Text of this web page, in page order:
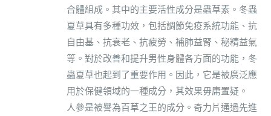
合體組成。其中的主要活性成分是蟲草素。冬蟲
夏草具有多種功效，包括調節免疫系統功能、抗
自由基、抗衰老、抗疲勞、補肺益腎、秘精益氣
等。對於改善和提升男性身體各方面的功能，冬
蟲夏草也起到了重要作用。因此，它是被廣泛應
用於保健領域的一種成分，其效果毋庸置疑。
人參是被譽為百草之王的成分。奇力片通過先進